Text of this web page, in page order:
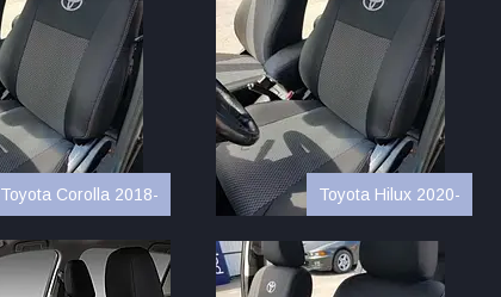
Toyota Corolla 2018- Toyota Hilux 2020-